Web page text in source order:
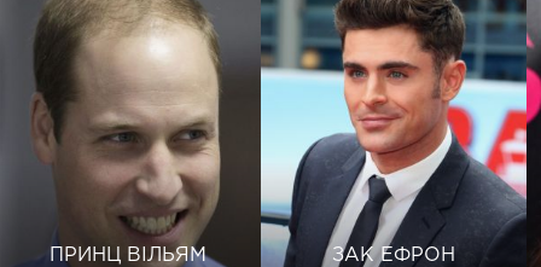
ПРИНЦ ВІЛЬЯМ ЗАК ЕФРОН